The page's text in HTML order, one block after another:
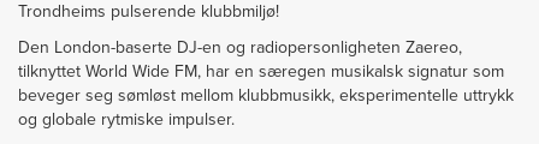
Trondheims pulserende klubbmiljø!
Den London-baserte DJ-en og radiopersonligheten Zaereo,
tilknyttet World Wide FM, har en særegen musikalsk signatur som
beveger seg sømløst mellom klubbmusikk, eksperimentelle uttrykk
og globale rytmiske impulser.